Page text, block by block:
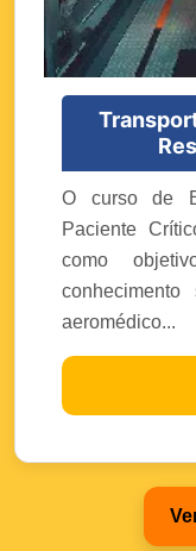
O curso de
Paciente
como
aeromédico...